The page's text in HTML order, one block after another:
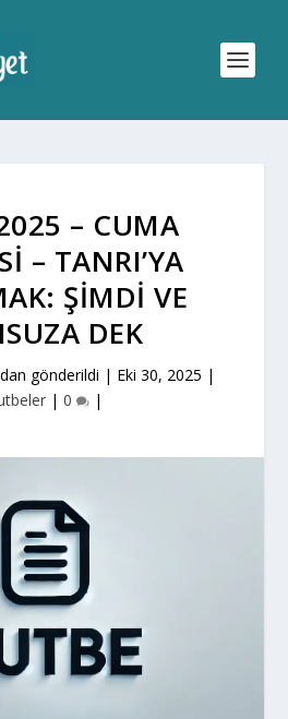
– CUMA
– TANRI’YA
ŞIMDI VE
DEK
gönderildi | Eki 30, 2025 |
| 0 |